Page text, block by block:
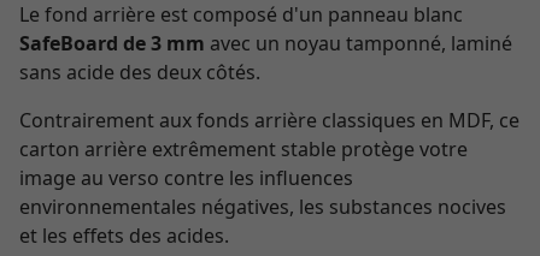
Le fond arrière est composé d'un panneau blanc
SafeBoard de 3 mm avec un noyau tamponné, laminé
sans acide des deux côtés.
Contrairement aux fonds arrière classiques en MDF, ce
carton arrière extrêmement stable protège votre
image au verso contre les influences
environnementales négatives, les substances nocives
et les effets des acides.